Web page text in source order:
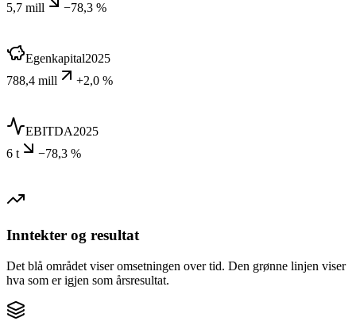
5,7 mill
−78,3 %
Egenkapital2025
788,4 mill
+2,0 %
EBITDA2025
6 t
−78,3 %
Inntekter og resultat
Det blå området viser omsetningen over tid. Den grønne linjen viser
hva som er igjen som årsresultat.